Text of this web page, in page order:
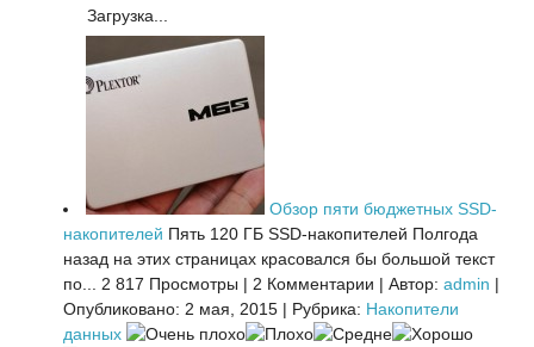
Загрузка...
Обзор пяти бюджетных SSD-
накопителей Пять 120 ГБ SSD-накопителей Полгода
назад на этих страницах красовался бы большой текст
по...
2 817 Просмотры | 2 Комментарии | Автор: admin |
Опубликовано: 2 мая, 2015 | Рубрика: Накопители
данных